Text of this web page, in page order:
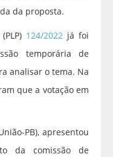
da proposta.
124/2022já foi
temporária de
analisar o tema. Na
que a votação em
PB), apresentou
da comissão de